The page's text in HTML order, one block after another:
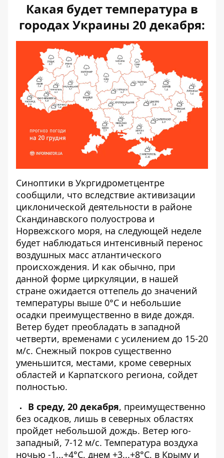
Какая будет температура в
городах Украины 20 декабря:
Синоптики в Укргидрометцентре
сообщили, что вследствие активизации
циклонической деятельности в районе
Скандинавского полуострова и
Норвежского моря, на следующей неделе
будет наблюдаться интенсивный перенос
воздушных масс атлантического
происхождения. И как обычно, при
данной форме циркуляции, в нашей
стране ожидается оттепель до значений
температуры выше 0°С и небольшие
осадки преимущественно в виде дождя.
Ветер будет преобладать в западной
четверти, временами с усилением до 15-20
м/с. Снежный покров существенно
уменьшится, местами, кроме северных
областей и Карпатского региона, сойдет
полностью.
В среду, 20 декабря, преимущественно
без осадков, лишь в северных областях
пройдет небольшой дождь. Ветер юго-
западный, 7-12 м/с. Температура воздуха
ночью -1...+4°С, днем ​​+3...+8°С, в Крыму и